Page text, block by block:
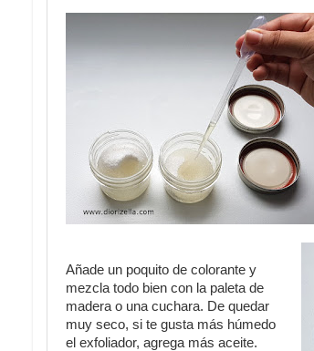
Añade un poquito de colorante y
mezcla todo bien con la paleta de
madera o una cuchara. De quedar
muy seco, si te gusta más húmedo
el exfoliador, agrega más aceite.